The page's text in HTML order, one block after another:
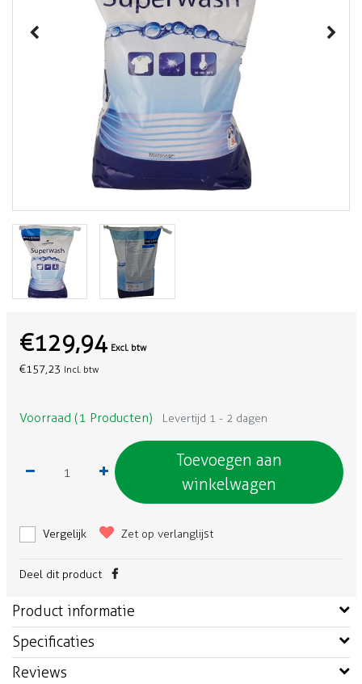
€129,94 Excl. btw
€157,23 Incl. btw
Voorraad (1 Producten) Levertijd 1 - 2 dagen
Toevoegen aan
winkelwagen
Vergelijk Zet op verlanglijst
Deel dit product
Product informatie
Specificaties
Reviews